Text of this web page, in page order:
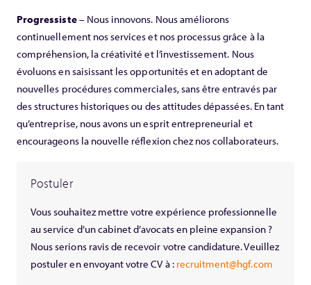
Progressiste– Nous innovons. Nous améliorons
continuellement nos services et nos processus grâce à la
compréhension, la créativité et l’investissement. Nous
évoluons en saisissant les opportunités et en adoptant de
nouvelles procédures commerciales, sans être entravés par
des structures historiques ou des attitudes dépassées. En tant
qu’entreprise, nous avons un esprit entrepreneurial et
encourageons la nouvelle réflexion chez nos collaborateurs.
Postuler
Vous souhaitez mettre votre expérience professionnelle
au service d’un cabinet d’avocats en pleine expansion ?
Nous serions ravis de recevoir votre candidature. Veuillez
postuler en envoyant votre CV à : recruitment@hgf.com